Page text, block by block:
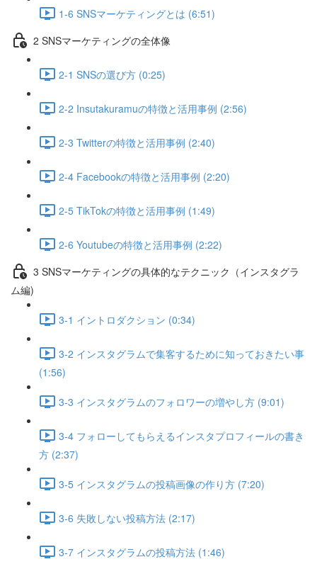
1-6 SNSマーケティングとは (6:51)
2 SNSマーケティングの全体像
2-1 SNSの選び方 (0:25)
2-2 Insutakuramuの特徴と活用事例 (2:56)
2-3 Twitterの特徴と活用事例 (2:40)
2-4 Facebookの特徴と活用事例 (2:20)
2-5 TikTokの特徴と活用事例 (1:49)
2-6 Youtubeの特徴と活用事例 (2:22)
3 SNSマーケティングの具体的なテクニック（インスタグラ
ム編)
3-1 イントロダクション (0:34)
3-2 インスタグラムで集客するために知っておきたい事
(1:56)
3-3 インスタグラムのフォロワーの増やし方 (9:01)
3-4 フォローしてもらえるインスタプロフィールの書き
方 (2:37)
3-5 インスタグラムの投稿画像の作り方 (7:20)
3-6 失敗しない投稿方法 (2:17)
3-7 インスタグラムの投稿方法 (1:46)